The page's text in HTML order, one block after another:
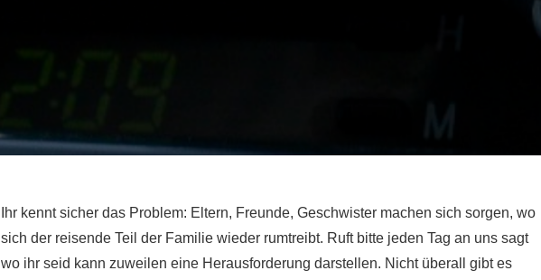
Ihr kennt sicher das Problem: Eltern, Freunde, Geschwister machen sich sorgen, wo
sich der reisende Teil der Familie wieder rumtreibt. Ruft bitte jeden Tag an uns sagt
wo ihr seid kann zuweilen eine Herausforderung darstellen. Nicht überall gibt es